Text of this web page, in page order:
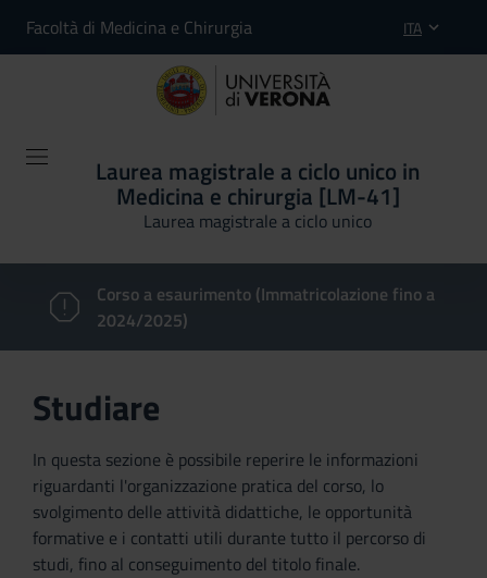
Facoltà di Medicina e Chirurgia ITA
Laurea magistrale a ciclo unico in
Medicina e chirurgia [LM-41]
Laurea magistrale a ciclo unico
Corso a esaurimento (Immatricolazione fino a
2024/2025)
Studiare
In questa sezione è possibile reperire le informazioni
riguardanti l'organizzazione pratica del corso, lo
svolgimento delle attività didattiche, le opportunità
formative e i contatti utili durante tutto il percorso di
studi, fino al conseguimento del titolo finale.